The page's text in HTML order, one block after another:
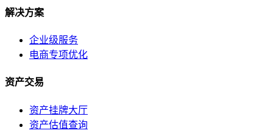
解决方案
企业级服务
电商专项优化
资产交易
资产挂牌大厅
资产估值查询